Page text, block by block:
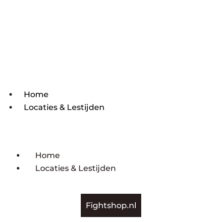
Home
Locaties & Lestijden
Home
Locaties & Lestijden
Fightshop.nl